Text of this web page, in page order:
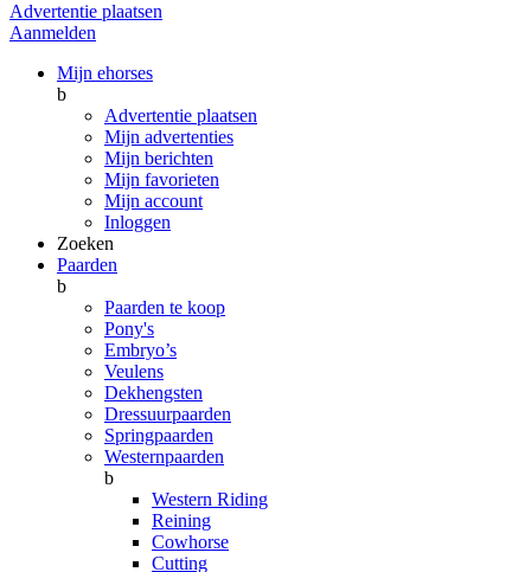
Advertentie plaatsen
Aanmelden
Mijn ehorses
b
Advertentie plaatsen
Mijn advertenties
Mijn berichten
Mijn favorieten
Mijn account
Inloggen
Zoeken
Paarden
b
Paarden te koop
Pony's
Embryo’s
Veulens
Dekhengsten
Dressuurpaarden
Springpaarden
Westernpaarden
b
Western Riding
Reining
Cowhorse
Cutting